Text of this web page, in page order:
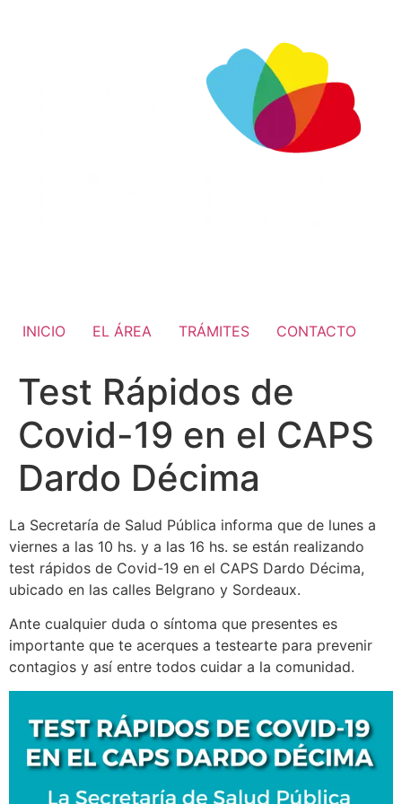
INICIO EL ÁREA TRÁMITES CONTACTO
Test Rápidos de
Covid-19 en el CAPS
Dardo Décima
La Secretaría de Salud Pública informa que de lunes a
viernes a las 10 hs. y a las 16 hs. se están realizando
test rápidos de Covid-19 en el CAPS Dardo Décima,
ubicado en las calles Belgrano y Sordeaux.
Ante cualquier duda o síntoma que presentes es
importante que te acerques a testearte para prevenir
contagios y así entre todos cuidar a la comunidad.